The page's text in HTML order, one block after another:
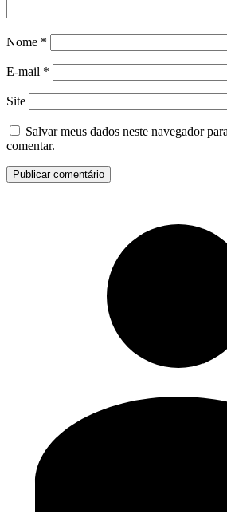
Nome *
E-mail *
Site
Salvar meus dados neste navegador
comentar.